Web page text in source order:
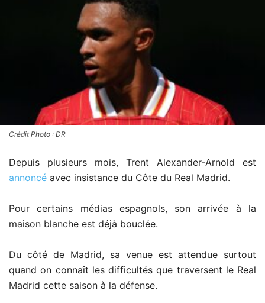
Crédit Photo : DR
Depuis plusieurs mois, Trent Alexander-Arnold est
annoncé avec insistance du Côte du Real Madrid.
Pour certains médias espagnols, son arrivée à la
maison blanche est déjà bouclée.
Du côté de Madrid, sa venue est attendue surtout
quand on connaît les difficultés que traversent le Real
Madrid cette saison à la défense.